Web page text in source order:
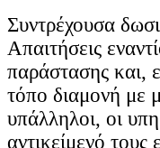
Συντρέχουσα
Απαιτήσεις
παράστασης και,
τόπο διαμονή με
υπάλληλοι, οι
αντικείμενό